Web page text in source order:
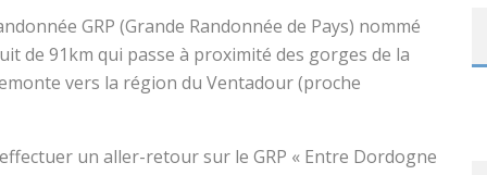
GRP (Grande Randonnée de Pays) nommé
de 91km qui passe à proximité des gorges de la
vers la région du Ventadour (proche
un aller-retour sur le GRP « Entre Dordogne